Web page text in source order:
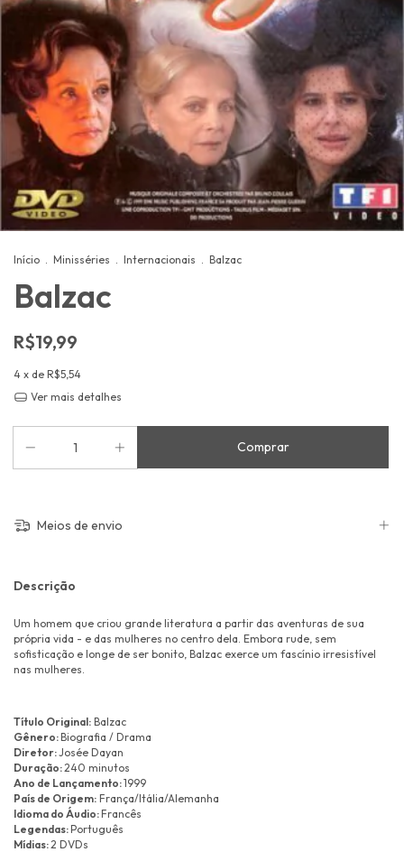
Início . Minisséries . Internacionais . Balzac
Balzac
R$19,99
4 x de R$5,54
Ver mais detalhes
Meios de envio
Descrição
Um homem que criou grande literatura a partir das aventuras de sua
própria vida - e das mulheres no centro dela. Embora rude, sem
sofisticação e longe de ser bonito, Balzac exerce um fascínio irresistível
nas mulheres.
Título Original: Balzac
Gênero:Biografia / Drama
Diretor:Josée Dayan
Duração:240 minutos
Ano de Lançamento:1999
País de Origem: França/Itália/Alemanha
Idioma do Áudio:Francês
Legendas:Português
Mídias:2 DVDs